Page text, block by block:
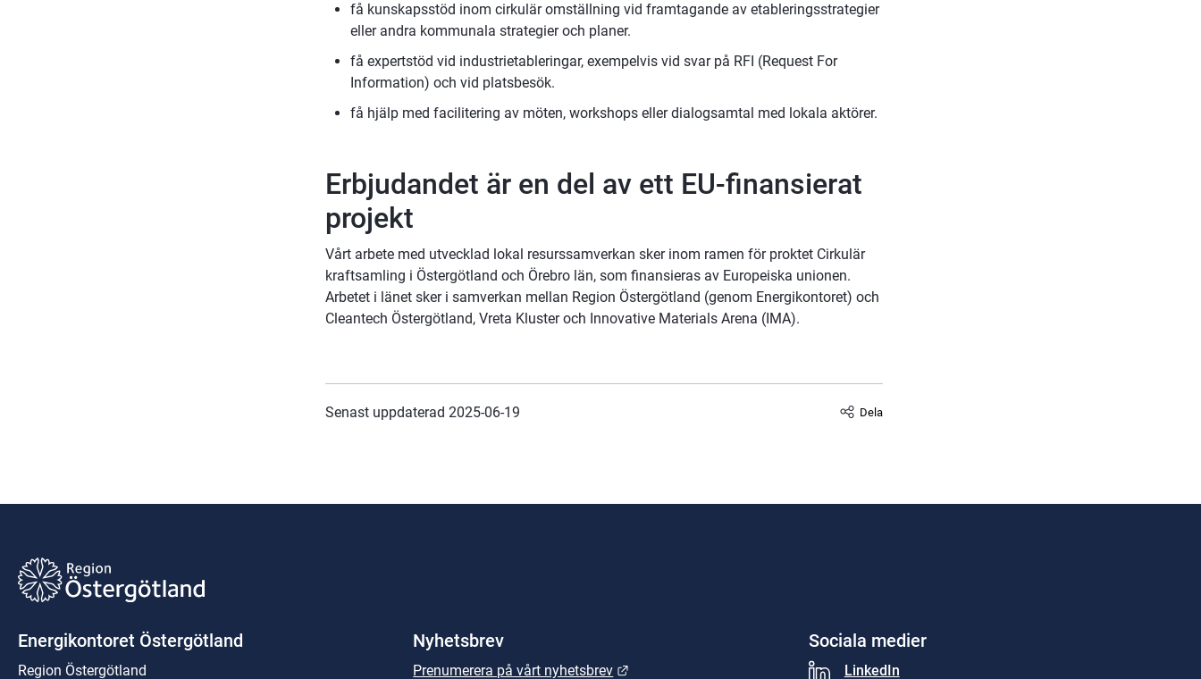
få kunskapsstöd inom cirkulär omställning vid framtagande av etableringsstrategier
eller andra kommunala strategier och planer.
få expertstöd vid industrietableringar, exempelvis vid svar på RFI (Request For
Information) och vid platsbesök.
få hjälp med facilitering av möten, workshops eller dialogsamtal med lokala aktörer.
Erbjudandet är en del av ett EU-finansierat
projekt
Vårt arbete med utvecklad lokal resurssamverkan sker inom ramen för proktet Cirkulär
kraftsamling i Östergötland och Örebro län, som finansieras av Europeiska unionen.
Arbetet i länet sker i samverkan mellan Region Östergötland (genom Energikontoret) och
Cleantech Östergötland, Vreta Kluster och Innovative Materials Arena (IMA).
Senast uppdaterad 2025-06-19 Dela
Energikontoret Östergötland
Region Östergötland
Nyhetsbrev
Prenumerera på vårt nyhetsbrev
Sociala medier
LinkedIn